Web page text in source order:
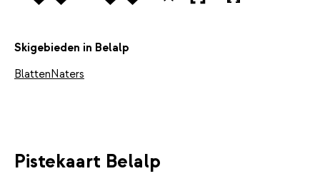
Skigebieden in Belalp
BlattenNaters
Pistekaart Belalp